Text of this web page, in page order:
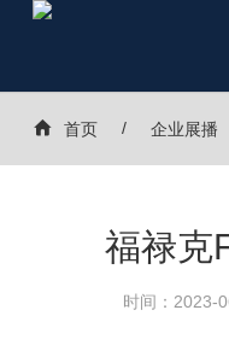
首页 企业展播
福禄克
时间：2023-